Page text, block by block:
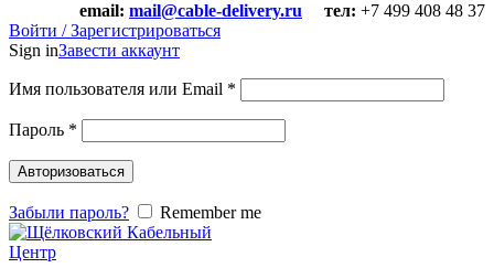
email: mail@cable-delivery.ru тел: +7 499 408 48 37
Войти / Зарегистрироваться
Sign inЗавести аккаунт
Имя пользователя или Email *
Пароль *
Авторизоваться
Забыли пароль? Remember me